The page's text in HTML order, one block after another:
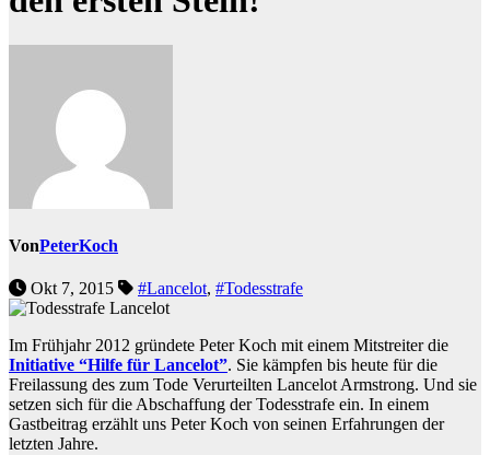
VonPeterKoch
Okt 7, 2015 #Lancelot, #Todesstrafe
Im Frühjahr 2012 gründete Peter Koch mit einem Mitstreiter die
Initiative “Hilfe für Lancelot”. Sie kämpfen bis heute für die
Freilassung des zum Tode Verurteilten Lancelot Armstrong. Und sie
setzen sich für die Abschaffung der Todesstrafe ein. In einem
Gastbeitrag erzählt uns Peter Koch von seinen Erfahrungen der
letzten Jahre.